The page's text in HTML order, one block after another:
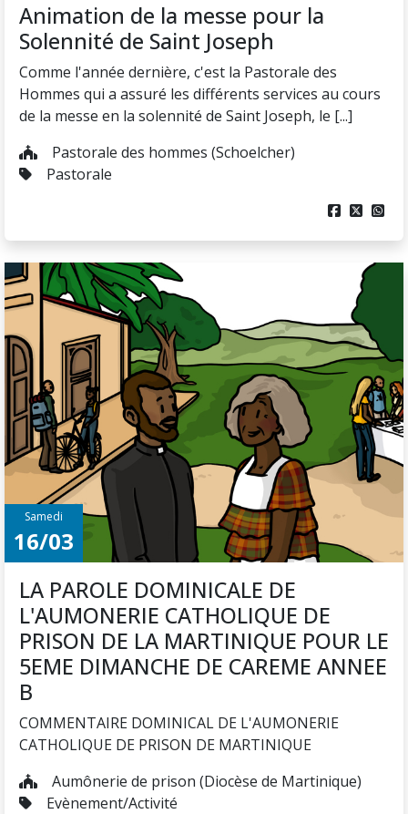
Animation de la messe pour la
Solennité de Saint Joseph
Comme l'année dernière, c'est la Pastorale des
Hommes qui a assuré les différents services au cours
de la messe en la solennité de Saint Joseph, le [...]
Pastorale des hommes (Schoelcher)
Pastorale
  
Samedi
16/03
LA PAROLE DOMINICALE DE
L'AUMONERIE CATHOLIQUE DE
PRISON DE LA MARTINIQUE POUR LE
5EME DIMANCHE DE CAREME ANNEE
B
COMMENTAIRE DOMINICAL DE L'AUMONERIE
CATHOLIQUE DE PRISON DE MARTINIQUE
Aumônerie de prison (Diocèse de Martinique)
Evènement/Activité